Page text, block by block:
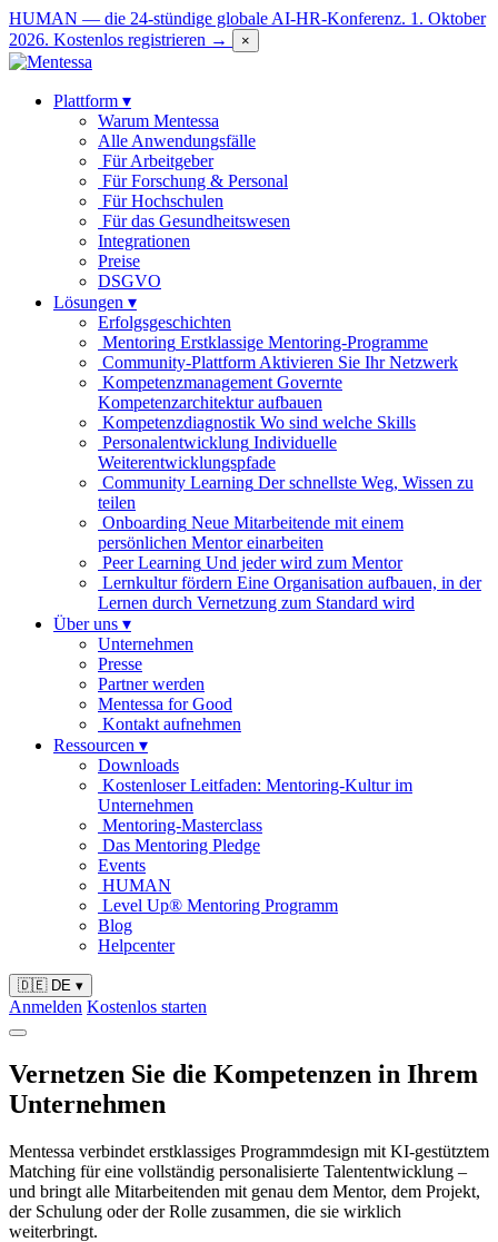
HUMAN — die 24-stündige globale AI-HR-Konferenz. 1. Oktober
2026. Kostenlos registrieren → ×
Plattform ▾
Warum Mentessa
Alle Anwendungsfälle
Für Arbeitgeber
Für Forschung & Personal
Für Hochschulen
Für das Gesundheitswesen
Integrationen
Preise
DSGVO
Lösungen ▾
Erfolgsgeschichten
Mentoring Erstklassige Mentoring-Programme
Community-Plattform Aktivieren Sie Ihr Netzwerk
Kompetenzmanagement Governte
Kompetenzarchitektur aufbauen
Kompetenzdiagnostik Wo sind welche Skills
Personalentwicklung Individuelle
Weiterentwicklungspfade
Community Learning Der schnellste Weg, Wissen zu
teilen
Onboarding Neue Mitarbeitende mit einem
persönlichen Mentor einarbeiten
Peer Learning Und jeder wird zum Mentor
Lernkultur fördern Eine Organisation aufbauen, in der
Lernen durch Vernetzung zum Standard wird
Über uns ▾
Unternehmen
Presse
Partner werden
Mentessa for Good
Kontakt aufnehmen
Ressourcen ▾
Downloads
Kostenloser Leitfaden: Mentoring-Kultur im
Unternehmen
Mentoring-Masterclass
Das Mentoring Pledge
Events
HUMAN
Level Up® Mentoring Programm
Blog
Helpcenter
🇩🇪 DE ▾
Anmelden Kostenlos starten
Vernetzen Sie die Kompetenzen in Ihrem
Unternehmen
Mentessa verbindet erstklassiges Programmdesign mit KI-gestütztem
Matching für eine vollständig personalisierte Talententwicklung –
und bringt alle Mitarbeitenden mit genau dem Mentor, dem Projekt,
der Schulung oder der Rolle zusammen, die sie wirklich
weiterbringt.